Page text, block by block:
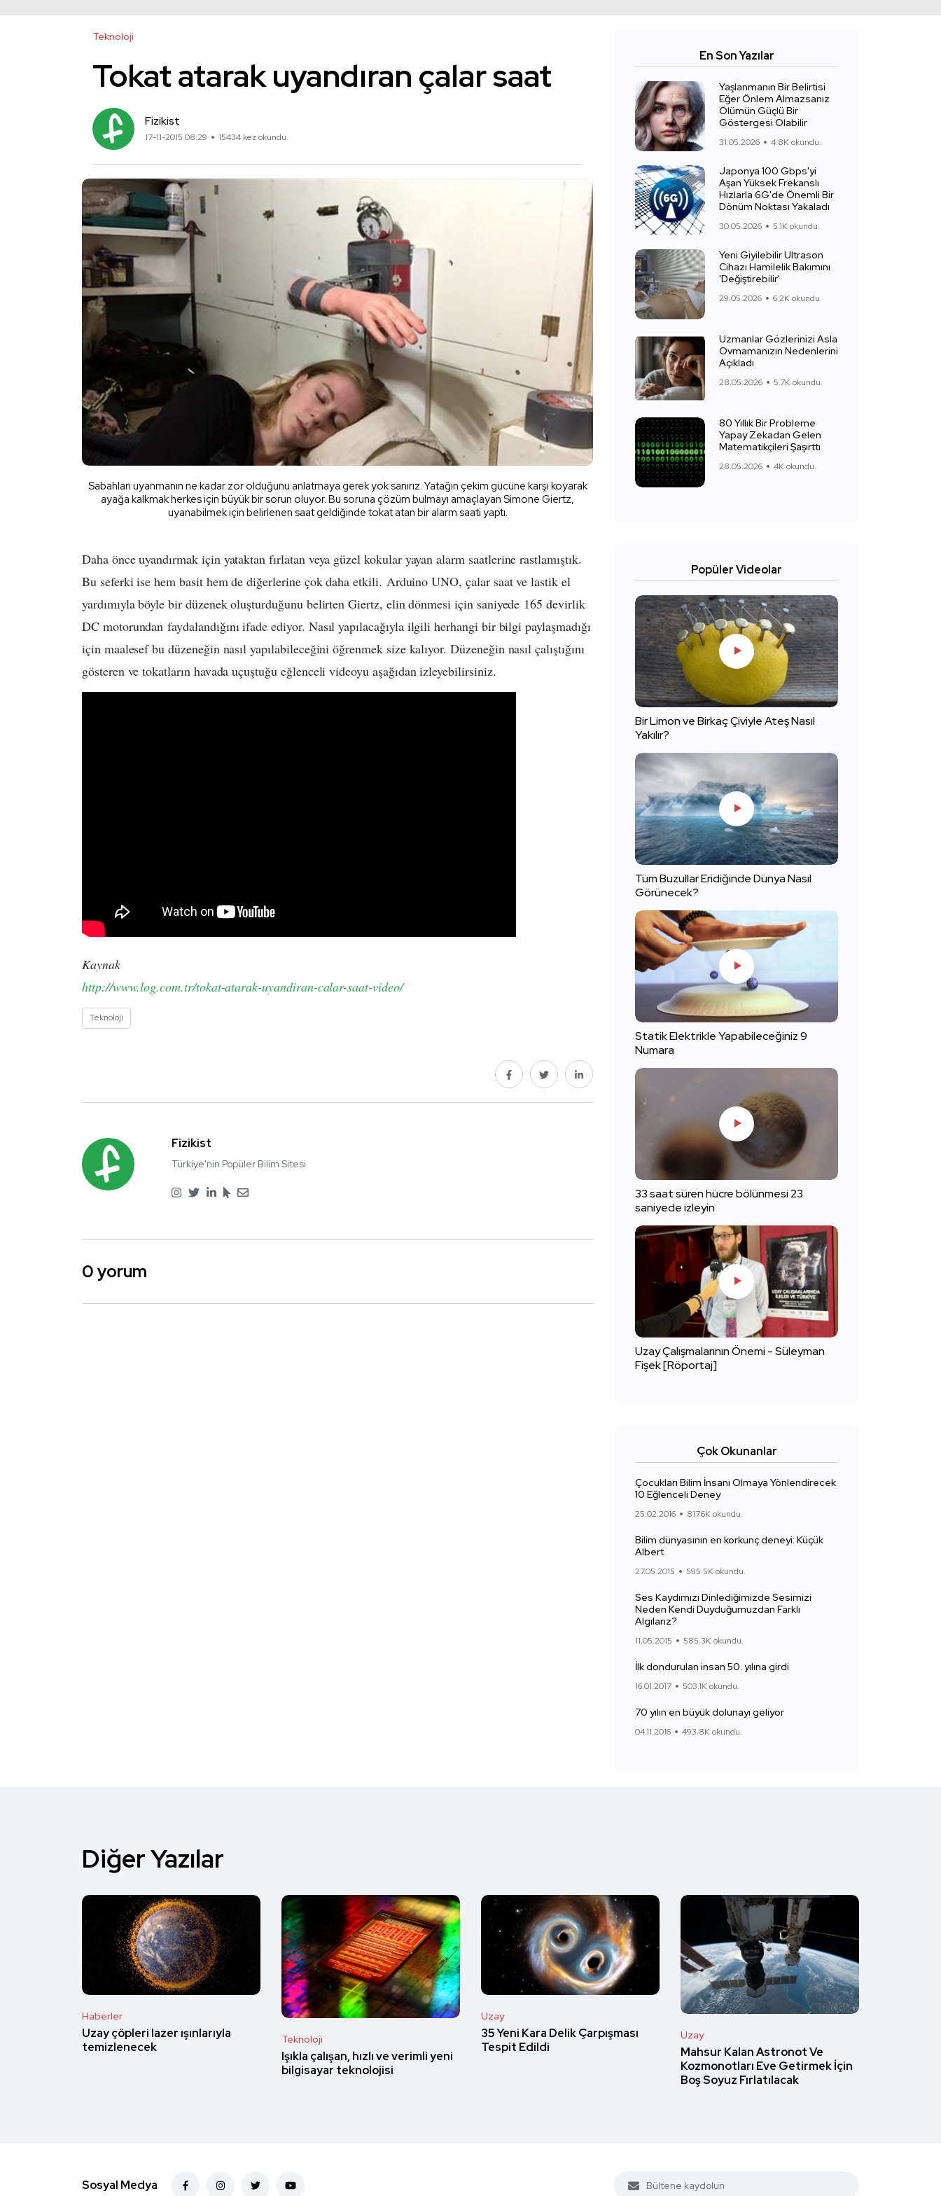
Teknoloji
Tokat atarak uyandıran çalar saat
Fizikist
17-11-2015 08:29 15434 kez okundu.
Sabahları uyanmanın ne kadar zor olduğunu anlatmaya gerek yok sanırız. Yatağın çekim gücüne karşı koyarak
ayağa kalkmak herkes için büyük bir sorun oluyor. Bu soruna çözüm bulmayı amaçlayan Simone Giertz,
uyanabilmek için belirlenen saat geldiğinde tokat atan bir alarm saati yaptı.
Daha önce uyandırmak için yataktan fırlatan veya güzel kokular yayan alarm saatlerine rastlamıştık.
Bu seferki ise hem basit hem de diğerlerine çok daha etkili. Arduino UNO, çalar saat ve lastik el
yardımıyla böyle bir düzenek oluşturduğunu belirten Giertz, elin dönmesi için saniyede 165 devirlik
DC motorundan faydalandığını ifade ediyor. Nasıl yapılacağıyla ilgili herhangi bir bilgi paylaşmadığı
için maalesef bu düzeneğin nasıl yapılabileceğini öğrenmek size kalıyor. Düzeneğin nasıl çalıştığını
gösteren ve tokatların havada uçuştuğu eğlenceli videoyu aşağıdan izleyebilirsiniz.
Kaynak
http://www.log.com.tr/tokat-atarak-uyandiran-calar-saat-video/
Teknoloji
Fizikist
Türkiye'nin Popüler Bilim Sitesi
0 yorum
En Son Yazılar
Yaşlanmanın Bir Belirtisi
Eğer Önlem Almazsanız
Ölümün Güçlü Bir
Göstergesi Olabilir
31.05.2026 4.8K okundu.
Japonya 100 Gbps'yi
Aşan Yüksek Frekanslı
Hızlarla 6G'de Önemli Bir
Dönüm Noktası Yakaladı
30.05.2026 5.1K okundu.
Yeni Giyilebilir Ultrason
Cihazı Hamilelik Bakımını
'Değiştirebilir'
29.05.2026 6.2K okundu.
Uzmanlar Gözlerinizi Asla
Ovmamanızın Nedenlerini
Açıkladı
28.05.2026 5.7K okundu.
80 Yıllık Bir Probleme
Yapay Zekadan Gelen
Matematikçileri Şaşırttı
28.05.2026 4K okundu.
Popüler Videolar
Bir Limon ve Birkaç Çiviyle Ateş Nasıl
Yakılır?
Tüm Buzullar Eridiğinde Dünya Nasıl
Görünecek?
Statik Elektrikle Yapabileceğiniz 9
Numara
33 saat süren hücre bölünmesi 23
saniyede izleyin
Uzay Çalışmalarının Önemi - Süleyman
Fişek [Röportaj]
Çok Okunanlar
Çocukları Bilim İnsanı Olmaya Yönlendirecek
10 Eğlenceli Deney
25.02.2016 817.6K okundu.
Bilim dünyasının en korkunç deneyi: Küçük
Albert
27.05.2015 595.5K okundu.
Ses Kaydımızı Dinlediğimizde Sesimizi
Neden Kendi Duyduğumuzdan Farklı
Algılarız?
11.05.2015 585.3K okundu.
İlk dondurulan insan 50. yılına girdi
16.01.2017 503.1K okundu.
70 yılın en büyük dolunayı geliyor
04.11.2016 493.8K okundu.
Diğer Yazılar
Haberler
Uzay çöpleri lazer ışınlarıyla
temizlenecek
Teknoloji
Işıkla çalışan, hızlı ve verimli yeni
bilgisayar teknolojisi
Uzay
35 Yeni Kara Delik Çarpışması
Tespit Edildi
Uzay
Mahsur Kalan Astronot Ve
Kozmonotları Eve Getirmek İçin
Boş Soyuz Fırlatılacak
Sosyal Medya